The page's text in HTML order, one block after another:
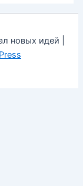
новых идей |